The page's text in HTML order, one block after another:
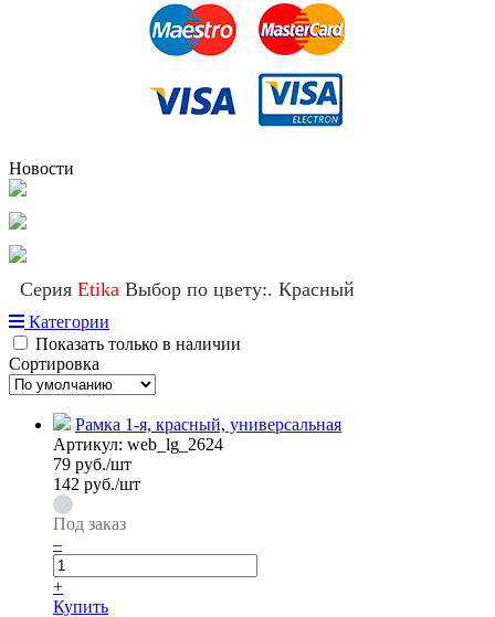
Новости
Серия Etika Выбор по цвету:. Красный
Категории
Показать только в наличии
Сортировка
Рамка 1-я, красный, универсальная
Артикул: web_lg_2624
79 руб./шт
142 руб./шт
Под заказ
–
+
Купить